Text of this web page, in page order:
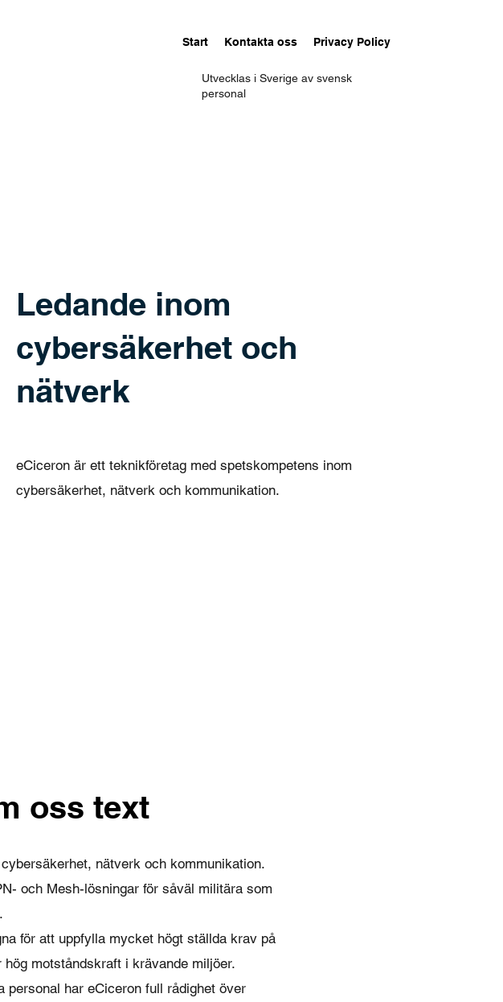
Start Kontakta oss Privacy Policy
Utvecklas i Sverige av svensk
personal
Ledande inom
cybersäkerhet och
nätverk
eCiceron är ett teknikföretag med spetskompetens inom
cybersäkerhet, nätverk och kommunikation.
oss text
nätverk och kommunikation.
och Mesh-lösningar för såväl militära som
för att uppfylla mycket högt ställda krav på
motståndskraft i krävande miljöer.
har eCiceron full rådighet över